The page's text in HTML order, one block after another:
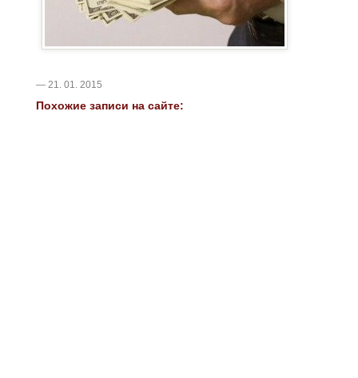
— 21. 01. 2015
Похожие записи на сайте: